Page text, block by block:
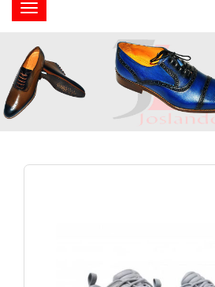
Toggle
navigation